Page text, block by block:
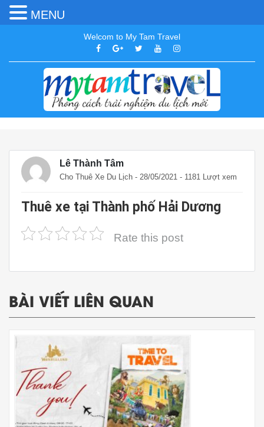
Welcom to My Tam Travel
Lê Thành Tâm
Cho Thuê Xe Du Lịch - 28/05/2021 - 1181 Lượt xem
Thuê xe tại Thành phố Hải Dương
Rate this post
BÀI VIẾT LIÊN QUAN
MENU